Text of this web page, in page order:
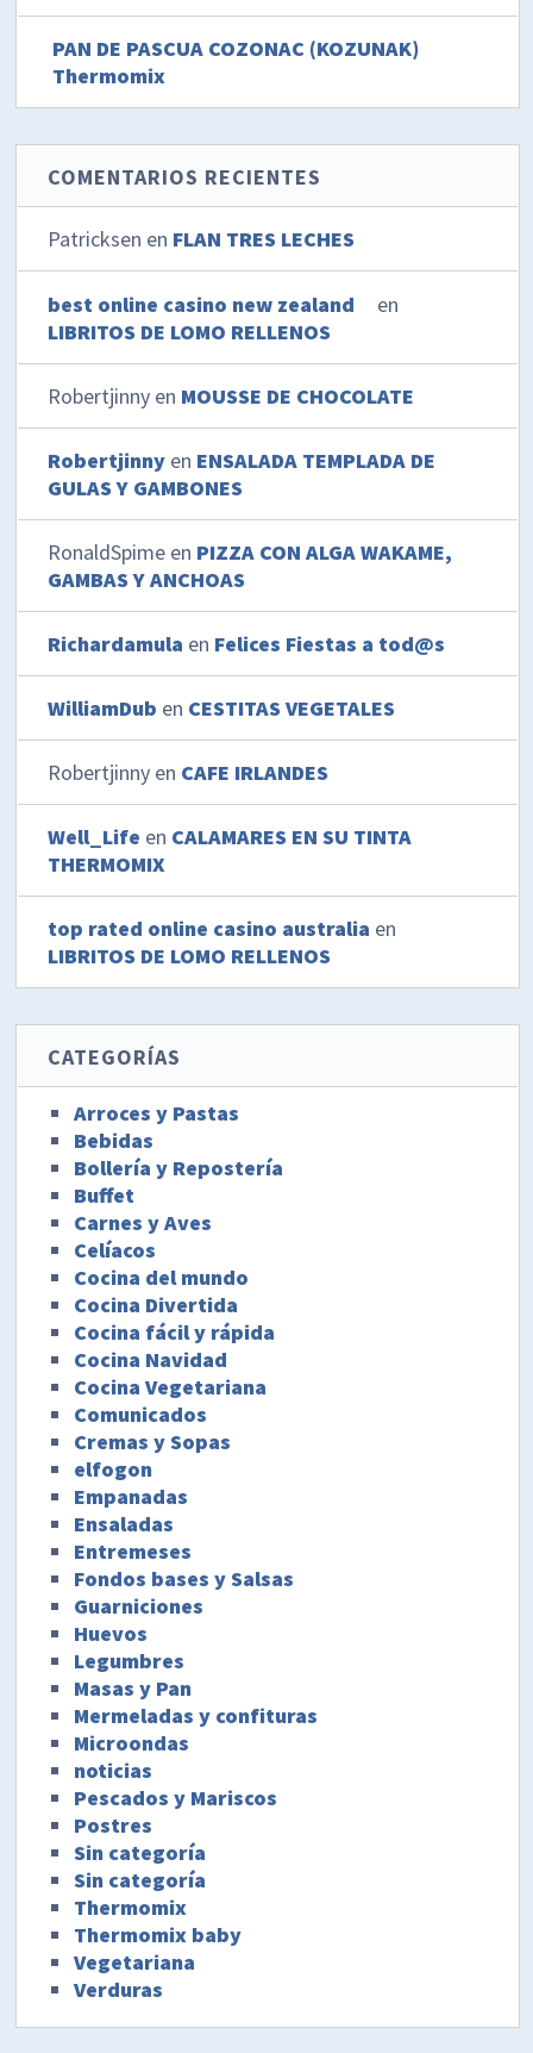
PAN DE PASCUA COZONAC (KOZUNAK)
Thermomix
COMENTARIOS RECIENTES
Patricksen en FLAN TRES LECHES
best online casino new zealand
en
LIBRITOS DE LOMO RELLENOS
Robertjinny en MOUSSE DE CHOCOLATE
Robertjinny en ENSALADA TEMPLADA DE
GULAS Y GAMBONES
RonaldSpime en PIZZA CON ALGA WAKAME,
GAMBAS Y ANCHOAS
Richardamula en Felices Fiestas a tod@s
WilliamDub en CESTITAS VEGETALES
Robertjinny en CAFE IRLANDES
Well_Life en CALAMARES EN SU TINTA
THERMOMIX
top rated online casino australia en
LIBRITOS DE LOMO RELLENOS
CATEGORÍAS
Arroces y Pastas
Bebidas
Bollería y Repostería
Buffet
Carnes y Aves
Celíacos
Cocina del mundo
Cocina Divertida
Cocina fácil y rápida
Cocina Navidad
Cocina Vegetariana
Comunicados
Cremas y Sopas
elfogon
Empanadas
Ensaladas
Entremeses
Fondos bases y Salsas
Guarniciones
Huevos
Legumbres
Masas y Pan
Mermeladas y confituras
Microondas
noticias
Pescados y Mariscos
Postres
Sin categoría
Sin categoría
Thermomix
Thermomix baby
Vegetariana
Verduras